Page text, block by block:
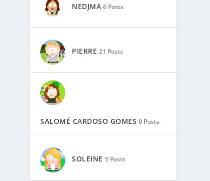
NEDJMA 6 Posts
PIERRE 21 Posts
SALOMÉ CARDOSO GOMES 0 Posts
SOLEINE 5 Posts